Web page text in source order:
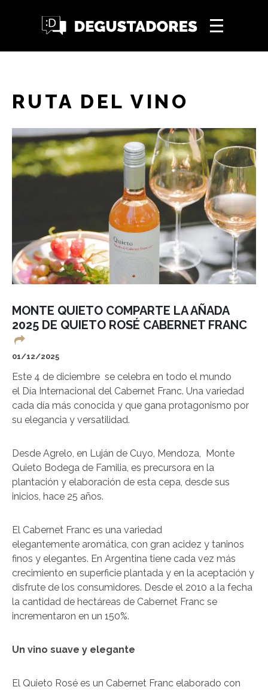
RUTA DEL VINO
MONTE QUIETO COMPARTE LA AÑADA
2025 DE QUIETO ROSÉ CABERNET FRANC
01/12/2025
Este 4 de diciembre se celebra en todo el mundo
el Día Internacional del Cabernet Franc. Una variedad
cada día más conocida y que gana protagonismo por
su elegancia y versatilidad.
Desde Agrelo, en Luján de Cuyo, Mendoza, Monte
Quieto Bodega de Familia, es precursora en la
plantación y elaboración de esta cepa, desde sus
inicios, hace 25 años.
El Cabernet Franc es una variedad
elegantemente aromática, con gran acidez y taninos
finos y elegantes. En Argentina tiene cada vez más
crecimiento en superficie plantada y en la aceptación y
disfrute de los consumidores. Desde el 2010 a la fecha
la cantidad de hectáreas de Cabernet Franc se
incrementaron en un 150%.
Un vino suave y elegante
El Quieto Rosé es un Cabernet Franc elaborado con